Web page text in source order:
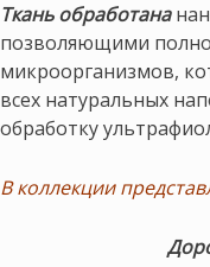
Ткань обработана
позволяющими
микроорганизмов,
всех натуральных
обработку
В коллекции